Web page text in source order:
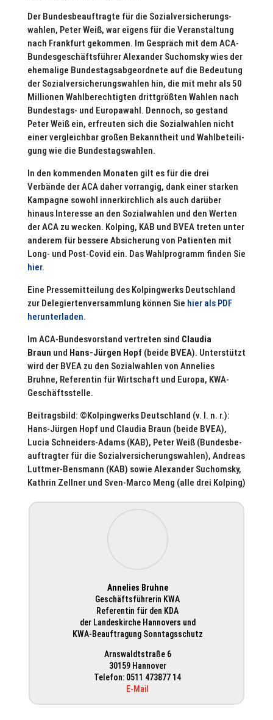
Der Bun­des­be­auf­tragte für die Sozi­al­ver­si­che­rungs­
wah­len, Peter Weiß, war eigens für die Ver­an­stal­tung
nach Frank­furt gekommen. Im Gespräch mit dem ACA-
Bun­des­ge­schäfts­füh­rer Alex­an­der Such­om­sky wies der
ehe­ma­lige Bun­des­tags­ab­ge­ord­nete auf die Bedeu­tung
der Sozi­al­ver­si­che­rungs­wah­len hin, die mit mehr als 50
Mil­lio­nen Wahl­be­rech­tig­ten dritt­größ­ten Wahlen nach
Bun­des­tags- und Euro­pa­wahl. Dennoch, so gestand
Peter Weiß ein, erfreu­ten sich die Sozi­al­wah­len nicht
einer ver­gleich­bar großen Bekannt­heit und Wahl­be­tei­li­
gung wie die Bun­des­tags­wah­len.
In den kom­men­den Monaten gilt es für die drei
Verbände der ACA daher vor­ran­gig, dank einer starken
Kampagne sowohl inner­kirch­lich als auch darüber
hinaus Inter­esse an den Sozi­al­wah­len und den Werten
der ACA zu wecken. Kolping, KAB und BVEA treten unter
anderem für bessere Absi­che­rung von Pati­en­ten mit
Long- und Post-Covid ein. Das Wahl­pro­gramm finden Sie
hier.
Eine Pres­se­mit­tei­lung des Kol­ping­werks Deutsch­land
zur Dele­gier­ten­ver­samm­lung können Sie hier als PDF
her­un­ter­la­den.
Im ACA-Bun­des­vor­stand ver­tre­ten sind Claudia
Braun und Hans-Jürgen Hopf (beide BVEA). Unter­stützt
wird der BVEA zu den Sozi­al­wah­len von Annelies
Bruhne, Refe­ren­tin für Wirt­schaft und Europa, KWA-
Geschäfts­stelle.
Bei­trags­bild: ©Kol­ping­werks Deutsch­land (v. l. n. r.):
Hans-Jürgen Hopf und Claudia Braun (beide BVEA),
Lucia Schnei­ders-Adams (KAB), Peter Weiß (Bun­des­be­
auf­trag­ter für die Sozi­al­ver­si­che­rungs­wah­len), Andreas
Luttmer-Bensmann (KAB) sowie Alex­an­der Such­om­sky,
Kathrin Zellner und Sven-Marco Meng (alle drei Kolping)
Annelies Bruhne
Geschäfts­füh­re­rin KWA
Refe­ren­tin für den KDA
der Lan­des­kir­che Han­no­vers und
KWA-Beauf­tra­gung Sonn­tags­schutz
Arns­waldt­straße 6
30159 Hannover
Telefon: 0511 473877 14
E‑Mail